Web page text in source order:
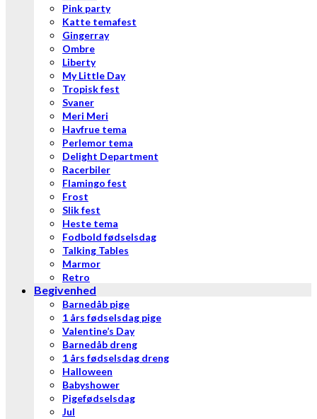
Pink party
Katte temafest
Gingerray
Ombre
Liberty
My Little Day
Tropisk fest
Svaner
Meri Meri
Havfrue tema
Perlemor tema
Delight Department
Racerbiler
Flamingo fest
Frost
Slik fest
Heste tema
Fodbold fødselsdag
Talking Tables
Marmor
Retro
Begivenhed
Barnedåb pige
1 års fødselsdag pige
Valentine’s Day
Barnedåb dreng
1 års fødselsdag dreng
Halloween
Babyshower
Pigefødselsdag
Jul